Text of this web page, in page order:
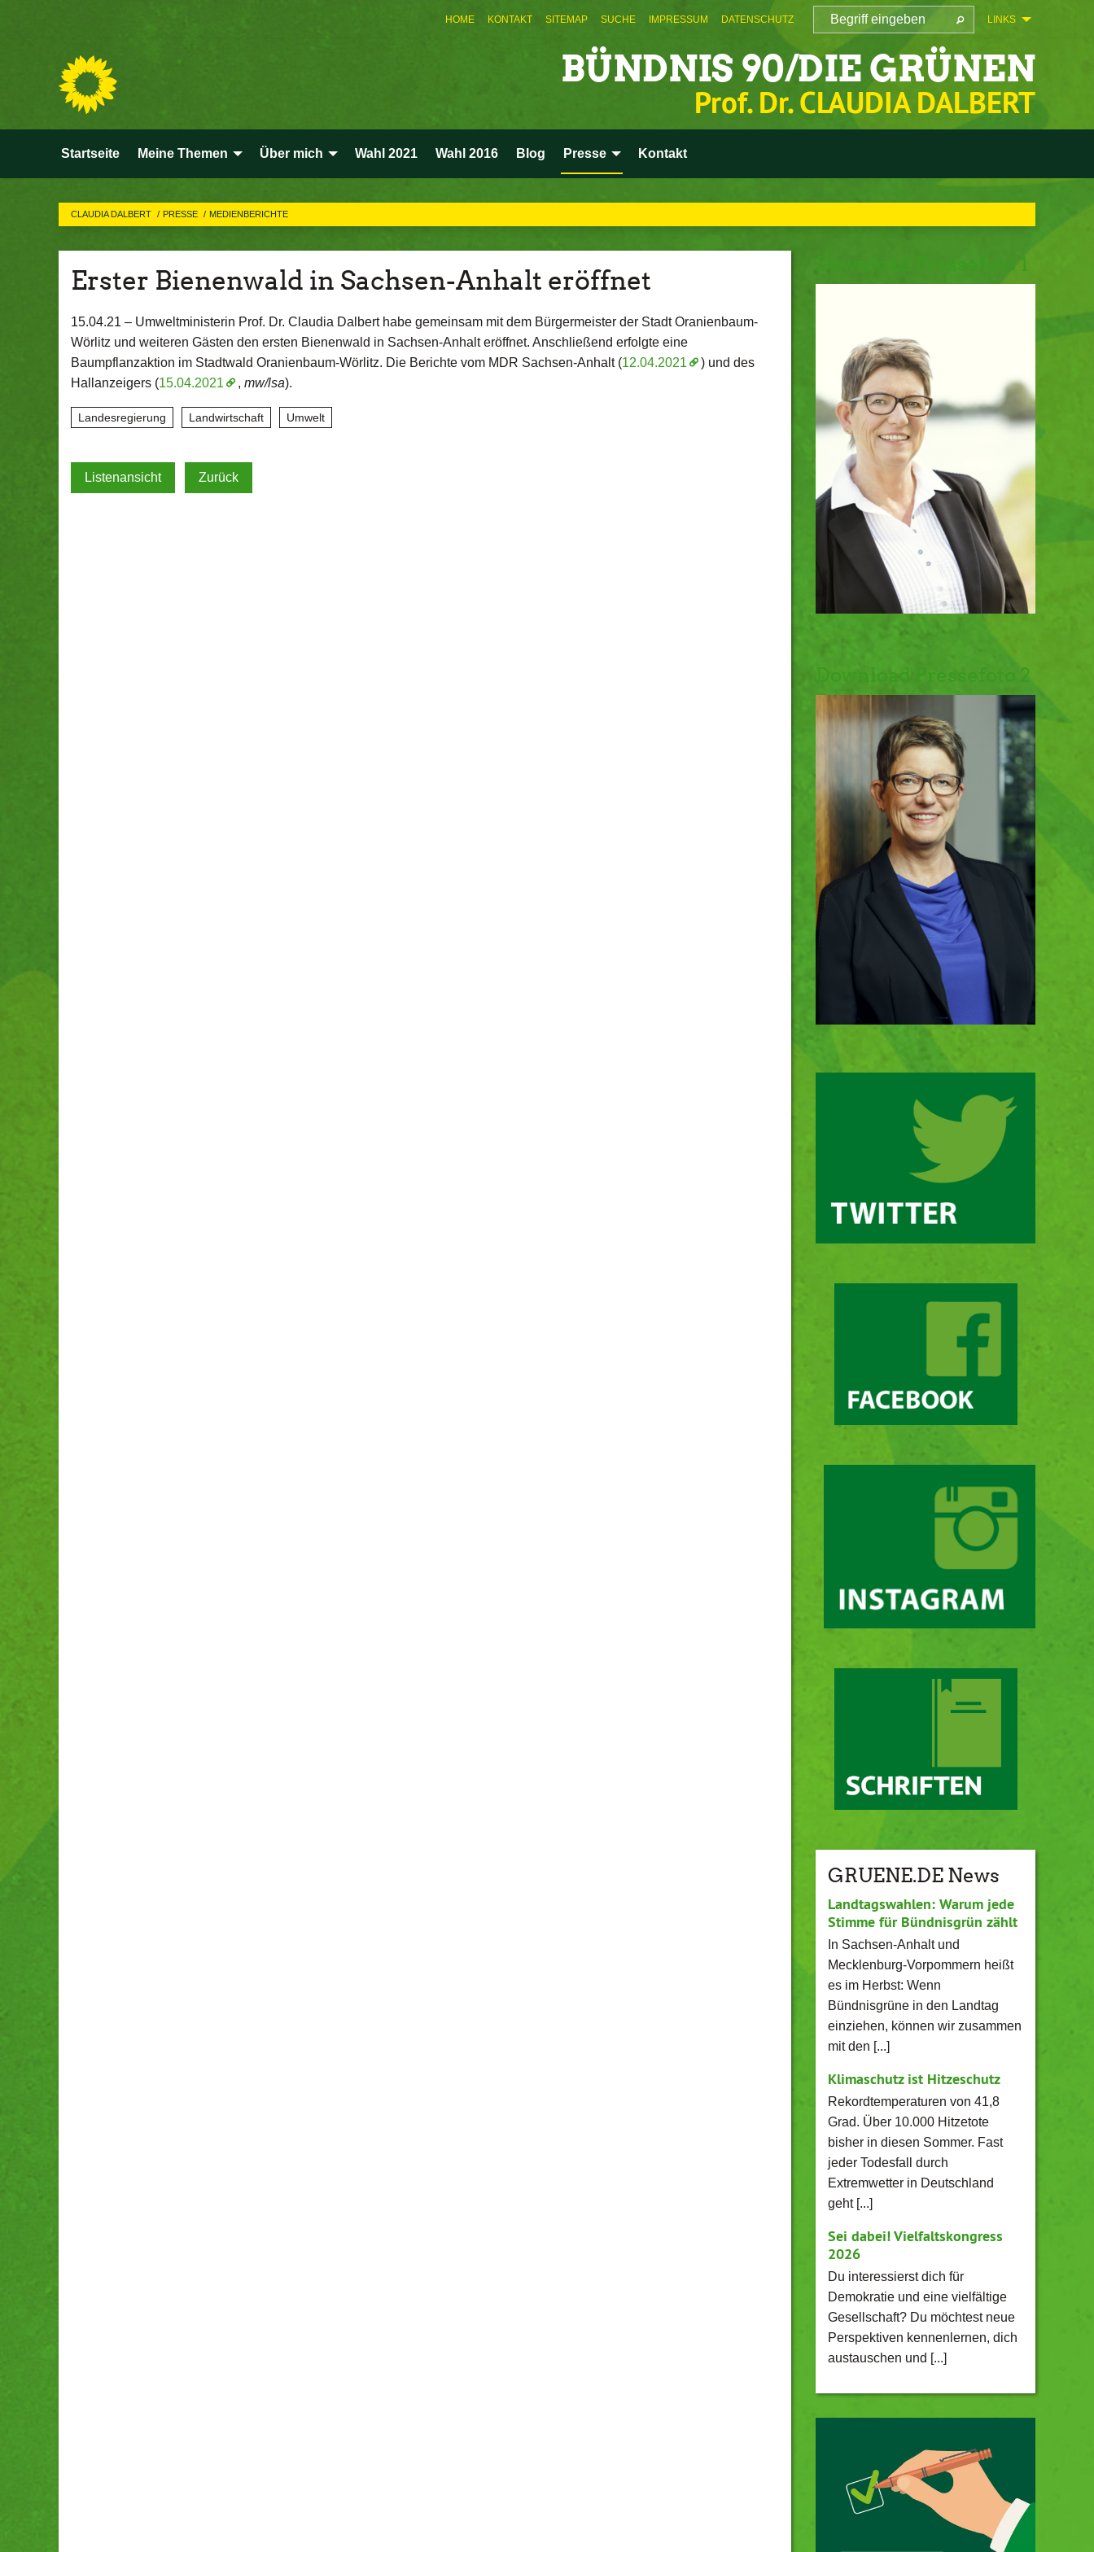
LINKS
HOME KONTAKT SITEMAP SUCHE IMPRESSUM DATENSCHUTZ
BÜNDNIS 90/DIE GRÜNEN
Prof. Dr. CLAUDIA DALBERT
Startseite Meine Themen Über mich Wahl 2021 Wahl 2016 Blog Presse Kontakt
CLAUDIA DALBERT PRESSE MEDIENBERICHTE
Erster Bienenwald in Sachsen-Anhalt eröffnet
15.04.21 – Umweltministerin Prof. Dr. Claudia Dalbert habe gemeinsam mit dem Bürgermeister der Stadt Oranienbaum-
Wörlitz und weiteren Gästen den ersten Bienenwald in Sachsen-Anhalt eröffnet. Anschließend erfolgte eine
Baumpflanzaktion im Stadtwald Oranienbaum-Wörlitz. Die Berichte vom MDR Sachsen-Anhalt (12.04.2021
) und des
Hallanzeigers (15.04.2021 ,mw/lsa).
Landesregierung Landwirtschaft Umwelt
Listenansicht Zurück
Download Pressefoto 1
Download Pressefoto 2
GRUENE.DE News
Landtagswahlen: Warum jede
Stimme für Bündnisgrün zählt
In Sachsen-Anhalt und
Mecklenburg-Vorpommern heißt
es im Herbst: Wenn
Bündnisgrüne in den Landtag
einziehen, können wir zusammen
mit den [...]
Klimaschutz ist Hitzeschutz
Rekordtemperaturen von 41,8
Grad. Über 10.000 Hitzetote
bisher in diesen Sommer. Fast
jeder Todesfall durch
Extremwetter in Deutschland
geht [...]
Sei dabei! Vielfaltskongress
2026
Du interessierst dich für
Demokratie und eine vielfältige
Gesellschaft? Du möchtest neue
Perspektiven kennenlernen, dich
austauschen und [...]